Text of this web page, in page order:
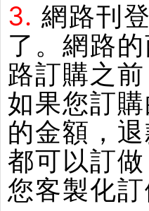
3. 網路刊
了。網路
路訂購之
如果您訂
的金額，
都可以訂
您客製化訂